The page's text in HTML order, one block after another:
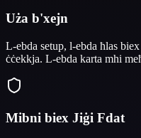
Uża b'xejn
L-ebda setup, l-ebda ħlas
ċċekkja. L-ebda karta mhi
Mibni biex Jiġi Fdat